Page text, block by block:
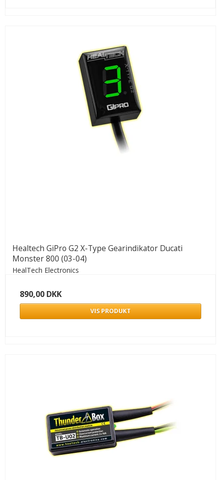
Healtech GiPro G2 X-Type Gearindikator Ducati
Monster 800 (03-04)
HealTech Electronics
890,00 DKK
VIS PRODUKT